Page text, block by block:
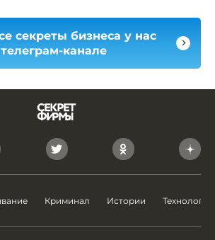
секреты бизнеса у нас
канале
Криминал Истории Технологии